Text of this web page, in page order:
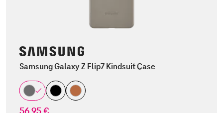
Samsung Galaxy Z Flip7 Kindsuit Case
56,95 €